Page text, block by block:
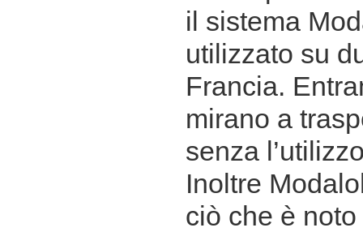
il sistema
utilizzato su
Francia.
mirano a
senza
Inoltre
ciò che è